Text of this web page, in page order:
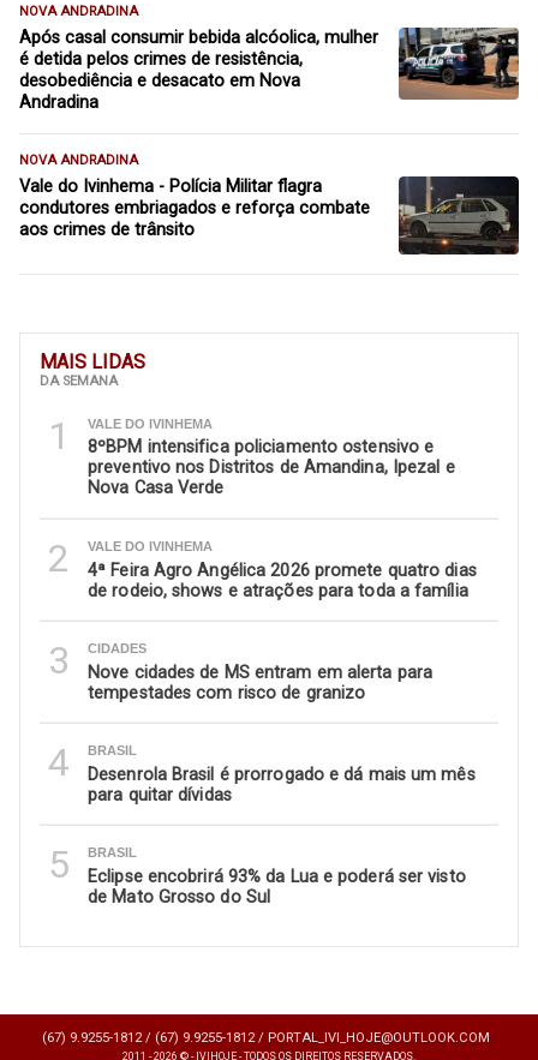
MAIS LIDAS
DA SEMANA
1 VALE DO IVINHEMA
8ºBPM intensifica policiamento ostensivo e
preventivo nos Distritos de Amandina, Ipezal e
Nova Casa Verde
2 VALE DO IVINHEMA
4ª Feira Agro Angélica 2026 promete quatro dias
de rodeio, shows e atrações para toda a família
3 CIDADES
Nove cidades de MS entram em alerta para
tempestades com risco de granizo
4 BRASIL
Desenrola Brasil é prorrogado e dá mais um mês
para quitar dívidas
5 BRASIL
Eclipse encobrirá 93% da Lua e poderá ser visto
de Mato Grosso do Sul
NOVA ANDRADINA
Após casal consumir bebida alcóolica, mulher
é detida pelos crimes de resistência,
desobediência e desacato em Nova
Andradina
NOVA ANDRADINA
Vale do Ivinhema - Polícia Militar flagra
condutores embriagados e reforça combate
aos crimes de trânsito
(67) 9.9255-1812 / (67) 9.9255-1812 / PORTAL_IVI_HOJE@OUTLOOK.COM
2011 - 2026 © - IVIHOJE - TODOS OS DIREITOS RESERVADOS.